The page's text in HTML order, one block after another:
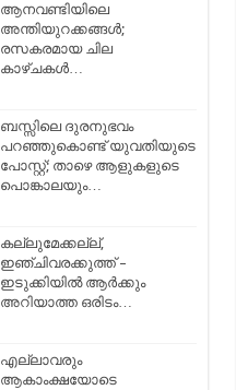
ആനവണ്ടിയിലെ
അന്തിയുറക്കങ്ങൾ;
രസകരമായ ചില
കാഴ്ചകള്‍…
ബസ്സിലെ ദുരനുഭവം
പറഞ്ഞുകൊണ്ട് യുവതിയുടെ
പോസ്റ്റ്; താഴെ ആളുകളുടെ
പൊങ്കാലയും…
കല്ലുമേക്കല്ല്,
ഇഞ്ചിവരക്കുത്ത് –
ഇടുക്കിയില്‍ ആര്‍ക്കും
അറിയാത്ത ഒരിടം…
എല്ലാവരും
ആകാംക്ഷയോടെ